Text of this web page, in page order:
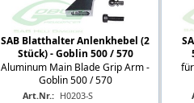
SAB Blatthalter Anlenkhebel (2
Stück) - Goblin 500 / 570
Aluminum Main Blade Grip Arm -
Goblin 500 / 570
Art.Nr.: H0203-S